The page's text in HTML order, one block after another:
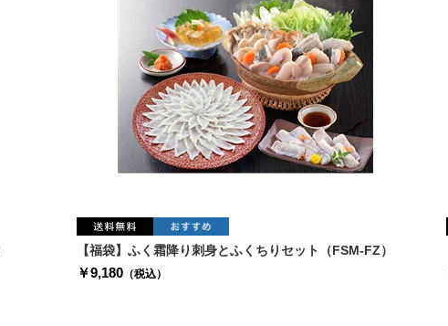
【福袋】ふく霜降り刺身とふくちりセット（FSM-FZ）
￥9,180 （税込）